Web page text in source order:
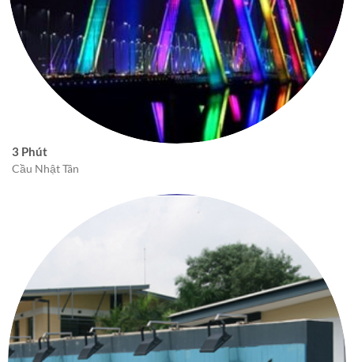
3 Phút
Cầu Nhật Tân